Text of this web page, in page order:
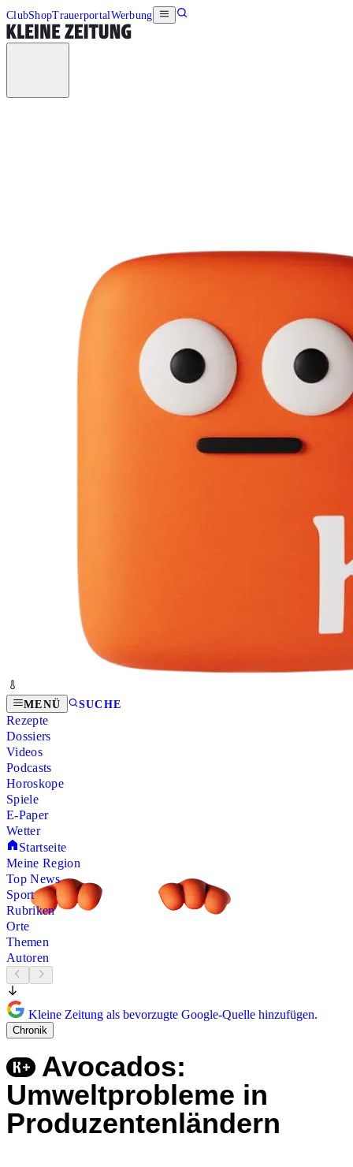
ClubShopTrauerportalWerbung
MENÜ SUCHE
Rezepte
Dossiers
Videos
Podcasts
Horoskope
Spiele
E-Paper
Wetter
Startseite
Meine Region
Top News
Sport
Rubriken
Orte
Themen
Autoren
Kleine Zeitung als bevorzugte Google-Quelle hinzufügen.
Chronik
Avocados:
Umweltprobleme in
Produzentenländern